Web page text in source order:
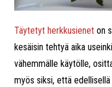
Täytetyt herkkusienet on
kesäisin tehtyä aika
vähemmälle käytölle,
myös siksi, että